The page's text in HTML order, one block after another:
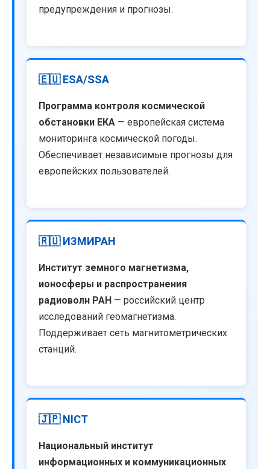
предупреждения и прогнозы.
🇪🇺 ESA/SSA
Программа контроля космической
обстановки ЕКА — европейская система
мониторинга космической погоды.
Обеспечивает независимые прогнозы для
европейских пользователей.
🇷🇺 ИЗМИРАН
Институт земного магнетизма,
ионосферы и распространения
радиоволн РАН — российский центр
исследований геомагнетизма.
Поддерживает сеть магнитометрических
станций.
🇯🇵 NICT
Национальный институт
информационных и коммуникационных